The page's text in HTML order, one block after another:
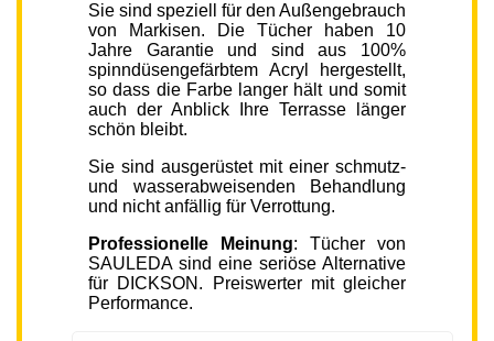
Sie sind speziell für den Außengebrauch
von Markisen. Die Tücher haben 10
Jahre Garantie und sind aus 100%
spinndüsengefärbtem Acryl hergestellt,
so dass die Farbe langer hält und somit
auch der Anblick Ihre Terrasse länger
schön bleibt.
Sie sind ausgerüstet mit einer schmutz-
und wasserabweisenden Behandlung
und nicht anfällig für Verrottung.
Professionelle Meinung: Tücher von
SAULEDA sind eine seriöse Alternative
für DICKSON. Preiswerter mit gleicher
Performance.